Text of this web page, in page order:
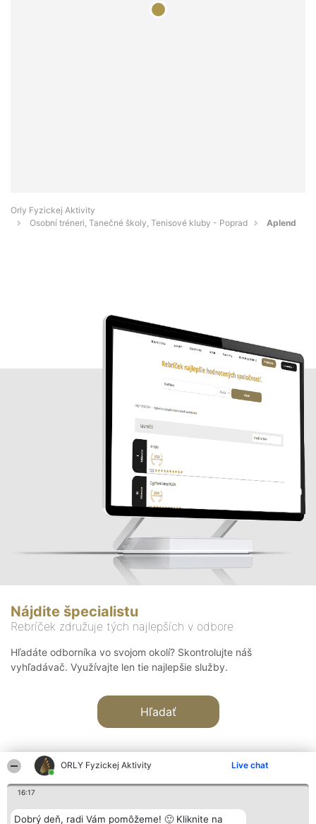
ORLY Fyzickej Aktivity Live chat
16:17
Dobrý deň, radi Vám pomôžeme! 🙂 Kliknite na
Orly Fyzickej Aktivity
Osobní tréneri, Tanečné školy, Tenisové kluby - Poprad
Aplend
Nájdite špecialistu
Rebríček združuje tých najlepších v odbore
Hľadáte odborníka vo svojom okolí? Skontrolujte náš
vyhľadávač. Využívajte len tie najlepšie služby.
Hľadať
Organizátor hodnotenia Hodnotenie Kontakt